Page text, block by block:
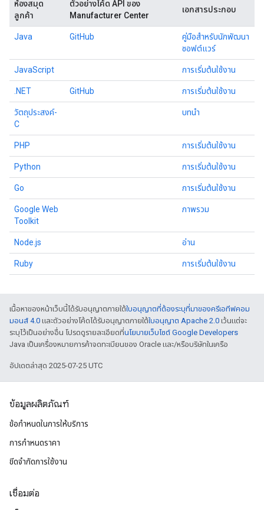
ห้องสมุด
ลูกค้า
ตัวอย่างโค้ด API ของ
Manufacturer Center
เอกสารประกอบ
Java GitHub
คู่มือสําหรับนักพัฒนา
ซอฟต์แวร์
JavaScript การเริ่มต้นใช้งาน
.NET GitHub การเริ่มต้นใช้งาน
วัตถุประสงค์-
C
บทนำ
PHP การเริ่มต้นใช้งาน
Python การเริ่มต้นใช้งาน
Go การเริ่มต้นใช้งาน
Google Web
Toolkit
ภาพรวม
Node.js อ่าน
Ruby การเริ่มต้นใช้งาน
เนื้อหาของหน้าเว็บนี้ได้รับอนุญาตภายใต้ใบอนุญาตที่ต้องระบุที่มาของครีเอทีฟคอม
มอนส์ 4.0 และตัวอย่างโค้ดได้รับอนุญาตภายใต้ใบอนุญาต Apache 2.0 เว้นแต่จะ
ระบุไว้เป็นอย่างอื่น โปรดดูรายละเอียดที่นโยบายเว็บไซต์ Google Developers
Java เป็นเครื่องหมายการค้าจดทะเบียนของ Oracle และ/หรือบริษัทในเครือ
อัปเดตล่าสุด 2025-07-25 UTC
ข้อมูลผลิตภัณฑ์
ข้อกำหนดในการให้บริการ
การกำหนดราคา
ขีดจํากัดการใช้งาน
เชื่อมต่อ